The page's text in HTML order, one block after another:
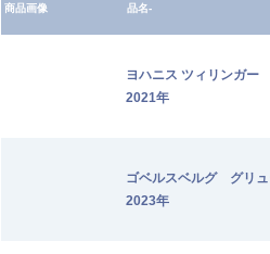
商品画像 品名-
ヨハニス ツィリンガ
2021年
ゴベルスベルグ グリ
2023年